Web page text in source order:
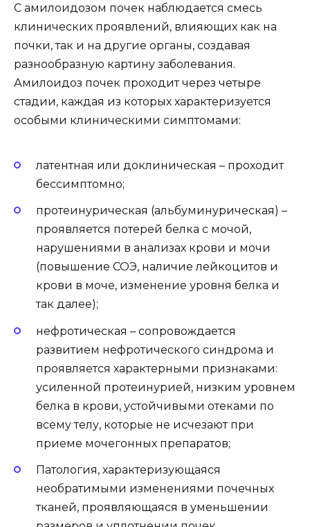
С амилоидозом почек наблюдается смесь
клинических проявлений, влияющих как на
почки, так и на другие органы, создавая
разнообразную картину заболевания.
Амилоидоз почек проходит через четыре
стадии, каждая из которых характеризуется
особыми клиническими симптомами:
латентная или доклиническая – проходит
бессимптомно;
протеинурическая (альбуминурическая) –
проявляется потерей белка с мочой,
нарушениями в анализах крови и мочи
(повышение СОЭ, наличие лейкоцитов и
крови в моче, изменение уровня белка и
так далее);
нефротическая – сопровождается
развитием нефротического синдрома и
проявляется характерными признаками:
усиленной протеинурией, низким уровнем
белка в крови, устойчивыми отеками по
всему телу, которые не исчезают при
приеме мочегонных препаратов;
Патология, характеризующаяся
необратимыми изменениями почечных
тканей, проявляющаяся в уменьшении